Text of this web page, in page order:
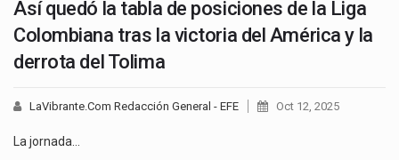
Así quedó la tabla de posiciones de la Liga
Colombiana tras la victoria del América y la
derrota del Tolima
LaVibrante.Com Redacción General - EFE Oct 12, 2025
La jornada…